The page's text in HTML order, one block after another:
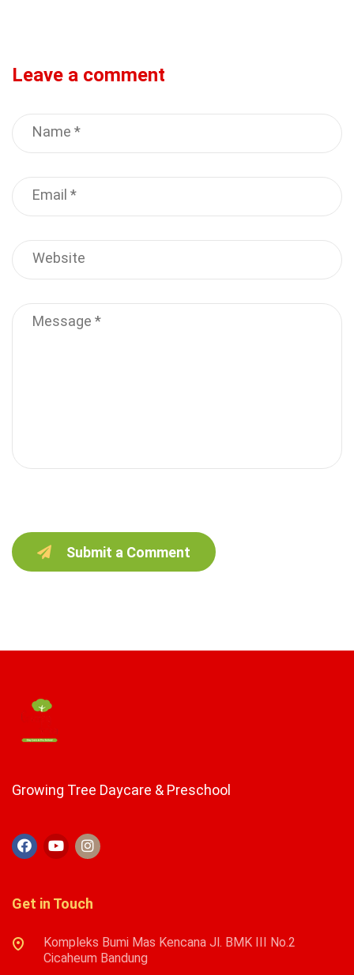
Leave a comment
Submit a Comment
Growing Tree Daycare & Preschool
Get in Touch
Kompleks Bumi Mas Kencana Jl. BMK III No.2
Cicaheum Bandung